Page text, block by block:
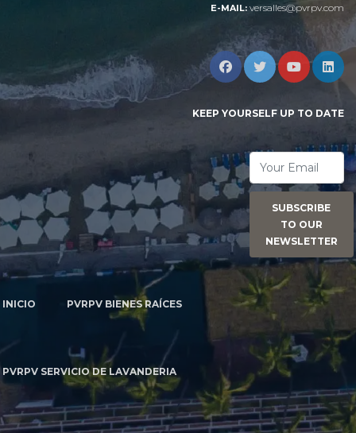
E-MAIL: versalles@pvrpv.com
KEEP YOURSELF UP TO DATE
SUBSCRIBE
TO OUR
NEWSLETTER
INICIO PVRPV BIENES RAÍCES
PVRPV SERVICIO DE LAVANDERIA